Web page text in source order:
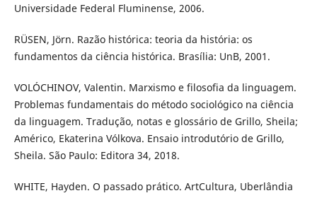
Universidade Federal Fluminense, 2006.
RÜSEN, Jörn. Razão histórica: teoria da história: os
fundamentos da ciência histórica. Brasília: UnB, 2001.
VOLÓCHINOV, Valentin. Marxismo e filosofia da linguagem.
Problemas fundamentais do método sociológico na ciência
da linguagem. Tradução, notas e glossário de Grillo, Sheila;
Américo, Ekaterina Vólkova. Ensaio introdutório de Grillo,
Sheila. São Paulo: Editora 34, 2018.
WHITE, Hayden. O passado prático. ArtCultura, Uberlândia